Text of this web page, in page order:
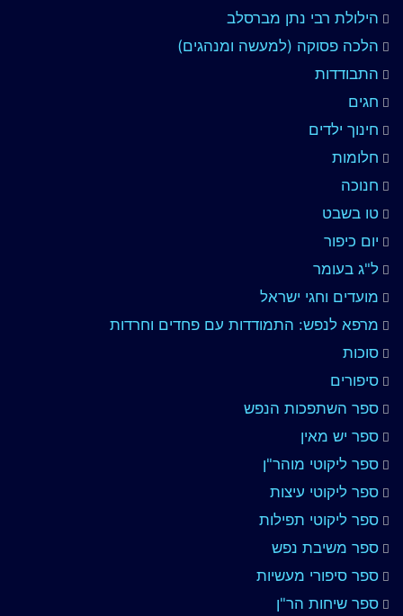
הילולת רבי נתן מברסלב
הלכה פסוקה (למעשה ומנהגים)
התבודדות
חגים
חינוך ילדים
חלומות
חנוכה
טו בשבט
יום כיפור
ל"ג בעומר
מועדים וחגי ישראל
מרפא לנפש: התמודדות עם פחדים וחרדות
סוכות
סיפורים
ספר השתפכות הנפש
ספר יש מאין
ספר ליקוטי מוהר"ן
ספר ליקוטי עיצות
ספר ליקוטי תפילות
ספר משיבת נפש
ספר סיפורי מעשיות
ספר שיחות הר"ן